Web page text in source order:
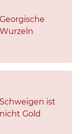
Georgische
Wurzeln
Schweigen ist
nicht Gold